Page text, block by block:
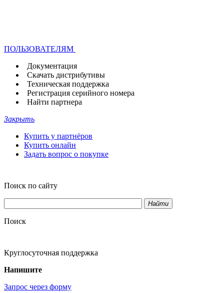
ПОЛЬЗОВАТЕЛЯМ
Документация
Скачать дистрибутивы
Техническая поддержка
Регистрация серийного номера
Найти партнера
Закрыть
Купить у партнёров
Купить онлайн
Задать вопрос о покупке
Поиск по сайту
Найти
Поиск
Круглосуточная поддержка
Напишите
Запрос через форму